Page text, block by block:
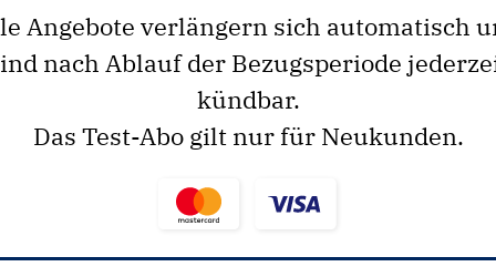
Angebote verlängern sich automatisch
nach Ablauf der Bezugsperiode
kündbar.
Das Test-Abo gilt nur für Neukunden.